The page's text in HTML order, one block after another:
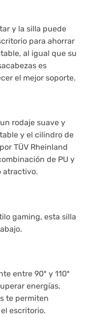
y la silla puede
para ahorrar
al igual que su
es
el mejor soporte.
rodaje suave y
y el cilindro de
TÜV Rheinland
de PU y
atractivo.
gaming, esta silla
entre 90º y 110º
energías.
te permiten
escritorio.